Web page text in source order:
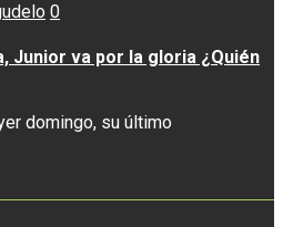
0
Junior va por la gloria ¿Quién
domingo, su último